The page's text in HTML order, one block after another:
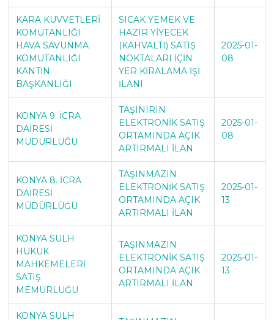
KARA KUVVETLERİ
KOMUTANLIĞI
HAVA SAVUNMA
KOMUTANLIĞI
KANTİN
BAŞKANLIĞI
SICAK YEMEK VE
HAZIR YİYECEK
(KAHVALTI) SATIŞ
NOKTALARI İÇİN
YER KİRALAMA İŞİ
İLANI
2025-01-
08
KONYA 9. İCRA
DAİRESİ
MÜDÜRLÜĞÜ
TAŞINIRIN
ELEKTRONİK SATIŞ
ORTAMINDA AÇIK
ARTIRMALI İLAN
2025-01-
08
KONYA 8. İCRA
DAİRESİ
MÜDÜRLÜĞÜ
TAŞINMAZIN
ELEKTRONİK SATIŞ
ORTAMINDA AÇIK
ARTIRMALI İLAN
2025-01-
13
KONYA SULH
HUKUK
MAHKEMELERİ
SATIŞ
MEMURLUĞU
TAŞINMAZIN
ELEKTRONİK SATIŞ
ORTAMINDA AÇIK
ARTIRMALI İLAN
2025-01-
13
KONYA SULH